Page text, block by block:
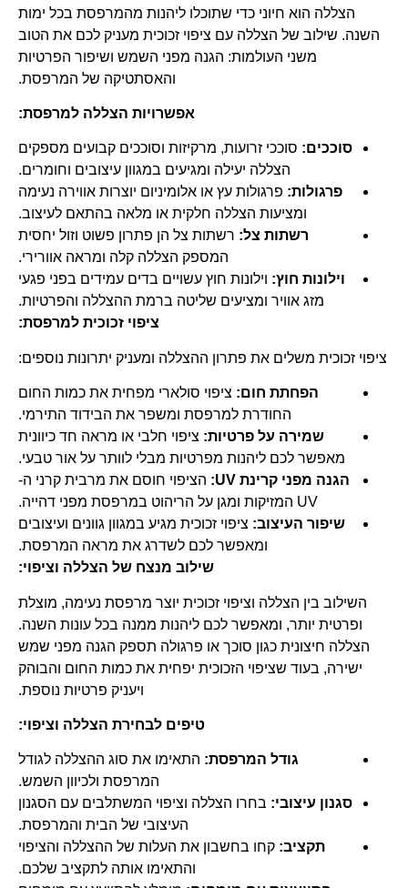
הצללה הוא חיוני כדי שתוכלו ליהנות מהמרפסת בכל ימות
השנה. שילוב של הצללה עם ציפוי זכוכית מעניק לכם את הטוב
משני העולמות: הגנה מפני השמש ושיפור הפרטיות
והאסתטיקה של המרפסת.
אפשרויות הצללה למרפסת:
סוככים: סוככי זרועות, מרקיזות וסוככים קבועים מספקים
הצללה יעילה ומגיעים במגוון עיצובים וחומרים.
פרגולות: פרגולות עץ או אלומיניום יוצרות אווירה נעימה
ומציעות הצללה חלקית או מלאה בהתאם לעיצוב.
רשתות צל: רשתות צל הן פתרון פשוט וזול יחסית
המספק הצללה קלה ומראה אוורירי.
וילונות חוץ: וילונות חוץ עשויים בדים עמידים בפני פגעי
מזג אוויר ומציעים שליטה ברמת ההצללה והפרטיות.
ציפוי זכוכית למרפסת:
ציפוי זכוכית משלים את פתרון ההצללה ומעניק יתרונות נוספים:
הפחתת חום: ציפוי סולארי מפחית את כמות החום
החודרת למרפסת ומשפר את הבידוד התירמי.
שמירה על פרטיות: ציפוי חלבי או מראה חד כיוונית
מאפשר לכם ליהנות מפרטיות מבלי לוותר על אור טבעי.
הגנה מפני קרינת UV:
הציפוי חוסם את מרבית קרני ה-
UV המזיקות ומגן על הריהוט במרפסת מפני דהייה.
שיפור העיצוב: ציפוי זכוכית מגיע במגוון גוונים ועיצובים
ומאפשר לכם לשדרג את מראה המרפסת.
שילוב מנצח של הצללה וציפוי:
השילוב בין הצללה וציפוי זכוכית יוצר מרפסת נעימה, מוצלת
ופרטית יותר, ומאפשר לכם ליהנות ממנה בכל עונות השנה.
הצללה חיצונית כגון סוכך או פרגולה תספק הגנה מפני שמש
ישירה, בעוד שציפוי הזכוכית יפחית את כמות החום והבוהק
ויעניק פרטיות נוספת.
טיפים לבחירת הצללה וציפוי:
גודל המרפסת: התאימו את סוג ההצללה לגודל
המרפסת ולכיוון השמש.
סגנון עיצובי: בחרו הצללה וציפוי המשתלבים עם הסגנון
העיצובי של הבית והמרפסת.
תקציב: קחו בחשבון את העלות של ההצללה והציפוי
והתאימו אותה לתקציב שלכם.